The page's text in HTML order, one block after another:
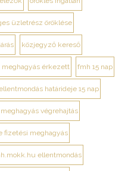
üzletrész öröklése
közjegyző kereső
meghagyás érkezett fmh 15 nap
határideje 15 nap
végrehajtás
fizetési meghagyás
ellentmondás